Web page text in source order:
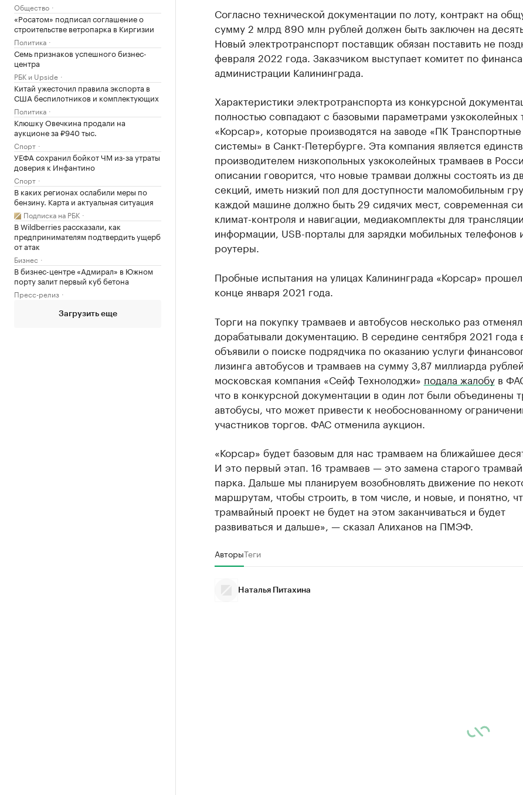
Общество
«Росатом» подписал соглашение о
строительстве ветропарка в Киргизии
Политика
Семь признаков успешного бизнес-
центра
РБК и Upside
Китай ужесточил правила экспорта в
США беспилотников и комплектующих
Политика
Клюшку Овечкина продали на
аукционе за ₽940 тыс.
Спорт
УЕФА сохранил бойкот ЧМ из-за утраты
доверия к Инфантино
Спорт
В каких регионах ослабили меры по
бензину. Карта и актуальная ситуация
Подписка на РБК
В Wildberries рассказали, как
предпринимателям подтвердить ущерб
от атак
Бизнес
В бизнес-центре «Адмирал» в Южном
порту залит первый куб бетона
Пресс-релиз
Загрузить еще
Согласно технической документации по лоту, контракт на
сумму 2 млрд 890 млн рублей должен быть заключен на десять
Новый электротранспорт поставщик обязан поставить не
февраля 2022 года. Заказчиком выступает комитет по
администрации Калининграда.
Характеристики электротранспорта из конкурсной
полностью совпадают с базовыми параметрами узкоколейных
«Корсар», которые производятся на заводе «ПК Транспортные
системы» в Санкт-Петербурге. Эта компания является
производителем низкопольных узкоколейных трамваев в
описании говорится, что новые трамваи должны состоять из
секций, иметь низкий пол для доступности маломобильным
каждой машине должно быть 29 сидячих мест, современная
климат-контроля и навигации, медиакомплекты для трансляции
информации, USB-порталы для зарядки мобильных телефонов
роутеры.
Пробные испытания на улицах Калининграда «Корсар»
конце января 2021 года.
Торги на покупку трамваев и автобусов несколько раз
дорабатывали документацию. В середине сентября 2021 года
объявили о поиске подрядчика по оказанию услуги
лизинга автобусов и трамваев на сумму 3,87 миллиарда
московская компания «Сейф Технолоджи» подала жалобув
что в конкурсной документации в один лот были объединены
автобусы, что может привести к необоснованному
участников торгов. ФАС отменила аукцион.
«Корсар» будет базовым для нас трамваем на ближайшее
И это первый этап. 16 трамваев — это замена старого
парка. Дальше мы планируем возобновлять движение по
маршрутам, чтобы строить, в том числе, и новые, и понятно,
трамвайный проект не будет на этом заканчиваться и будет
развиваться и дальше», — сказал Алиханов на ПМЭФ.
АвторыТеги
Наталья Питахина